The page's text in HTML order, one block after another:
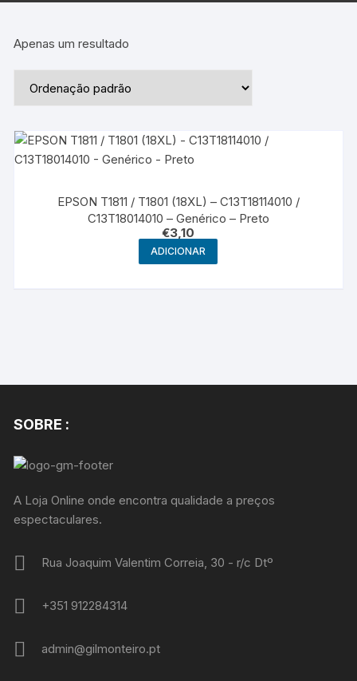
Apenas um resultado
EPSON T1811 / T1801 (18XL) – C13T18114010 /
C13T18014010 – Genérico – Preto
€3,10
ADICIONAR
SOBRE :
A Loja Online onde encontra qualidade a preços
espectaculares.
Rua Joaquim Valentim Correia, 30 - r/c Dtº
+351 912284314
admin@gilmonteiro.pt